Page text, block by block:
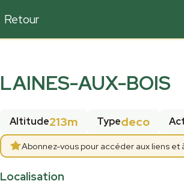
Retour
LAINES-AUX-BOIS
Altitude213m Typedeco
Abonnez-vous pour accéder aux liens et
Localisation